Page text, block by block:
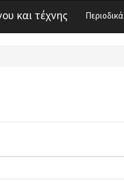
και τέχνης Περιοδικά